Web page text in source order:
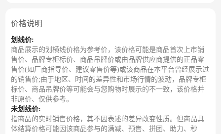
价格说明
划线价:
商品展示的划横线价格为参考价，该价格可能是商品首次上市销
售价、品牌专柜标价、商品吊牌价或由品牌供应商提供的正品零
售价(如厂商指导价、建议零售价等)或该商品在本平台曾经展示过
的销售价;由于地区、时间的差异性和市场行情的波动，品牌专柜
标价、商品吊牌价等可能会与您购物时展示的不一致，该价格并
非原价、仅供参考。
未划线价:
指商品的实时销售价格，其不因表述的差异改变性质。但商品具
体结算价格可能因该商品参与的满减、预售、拼团、助力、秒